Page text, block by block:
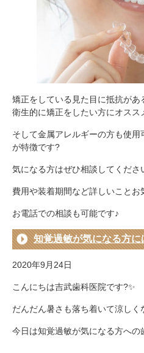
矯正をしている見た目に抵抗が
衛生的に矯正をしたい方にオス
そして金属アレルギーの方も使
が特徴です?
気になる方はぜひ相談してくださ
費用や装着期間など詳しいこと
お電話での相談も可能です♪
知覚過敏が気になる方に
2020年9月24日
こんにちは吉武歯科医院です?✨
だんだん暑さも落ち着いて涼しく
今日は知覚過敏が気になる方への